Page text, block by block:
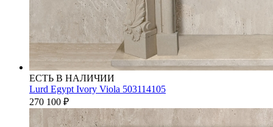
ЕСТЬ В НАЛИЧИИ
Lurd Egypt Ivory Viola 503114105
270 100 ₽